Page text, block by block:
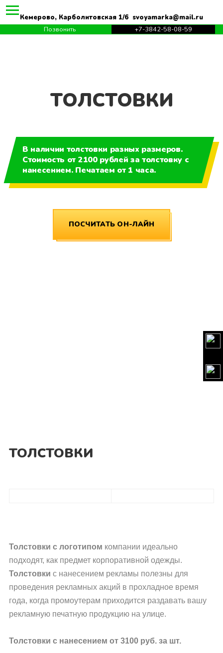
Кемерово, Карболитовская 1/6 svoyamarka@mail.ru
Позвонить
+7-3842-58-08-59
ТОЛСТОВКИ
В наличии толстовки разных размеров.
Стоимость от 2100 рублей за толстовку с
нанесением. Печатаем от 1 часа.
ПОСЧИТАТЬ ОН-ЛАЙН
ТОЛСТОВКИ
Толстовки с логотипом компании идеально
подходят, как предмет корпоративной одежды.
Толстовки с нанесением рекламы полезны для
проведения рекламных акций в прохладное время
года, когда промоутерам приходится раздавать вашу
рекламную печатную продукцию на улице.
Толстовки с нанесением от 3100 руб. за шт.